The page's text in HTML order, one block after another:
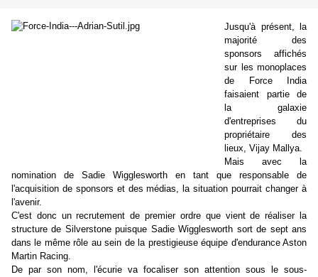
Jusqu'à présent, la
majorité des
sponsors affichés
sur les monoplaces
de Force India
faisaient partie de
la galaxie
d'entreprises du
propriétaire des
lieux, Vijay Mallya.
Mais avec la
nomination de Sadie Wigglesworth en tant que responsable de
l'acquisition de sponsors et des médias, la situation pourrait changer à
l'avenir.
C'est donc un recrutement de premier ordre que vient de réaliser la
structure de Silverstone puisque Sadie Wigglesworth sort de sept ans
dans le même rôle au sein de la prestigieuse équipe d'endurance Aston
Martin Racing.
De par son nom, l'écurie va focaliser son attention sous le sous-